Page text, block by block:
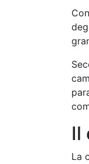
Il
La